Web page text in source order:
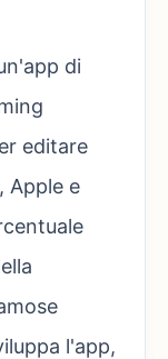
di
editare
Apple e
l'app,